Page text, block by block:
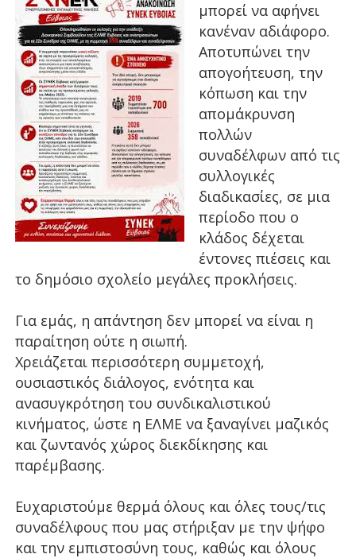
μπορεί να αφήνει
κανέναν αδιάφορο.
Αποτυπώνει την
απογοήτευση, την
κόπωση και την
απομάκρυνση
πολλών
συναδέλφων από τις
συλλογικές
διαδικασίες, σε μια
περίοδο που ο
κλάδος δέχεται
έντονες πιέσεις και
το δημόσιο σχολείο μεγάλες προκλήσεις.
Για εμάς, η απάντηση δεν μπορεί να είναι η
παραίτηση ούτε η σιωπή.
Χρειάζεται περισσότερη συμμετοχή,
ουσιαστικός διάλογος, ενότητα και
ανασυγκρότηση του συνδικαλιστικού
κινήματος, ώστε η ΕΛΜΕ να ξαναγίνει μαζικός
και ζωντανός χώρος διεκδίκησης και
παρέμβασης.
Ευχαριστούμε θερμά όλους και όλες τους/τις
συναδέλφους που μας στήριξαν με την ψήφο
και την εμπιστοσύνη τους, καθώς και όλους